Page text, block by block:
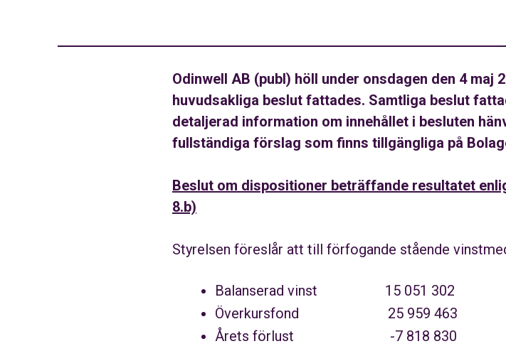
Odinwell AB (publ) höll under onsdagen den 4 maj
huvudsakliga beslut fattades. Samtliga beslut
detaljerad information om innehållet i besluten
fullständiga förslag som finns tillgängliga på
Beslut om dispositioner beträffande resultatet
8.b)
Styrelsen föreslår att till förfogande stående
Balanserad vinst 15 051 302
Överkursfond
25 959 463
Årets förlust -7 818 830